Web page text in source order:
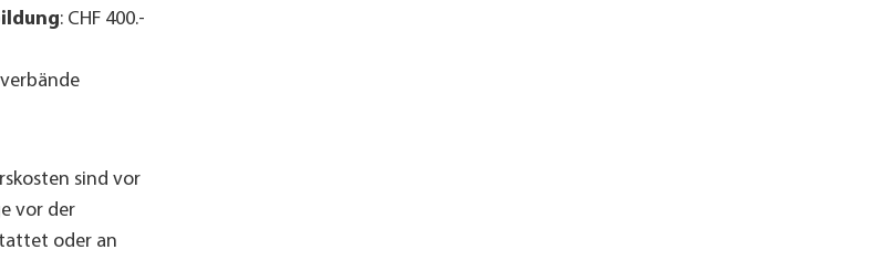
: CHF 400.-
sind vor
vor der
oder an